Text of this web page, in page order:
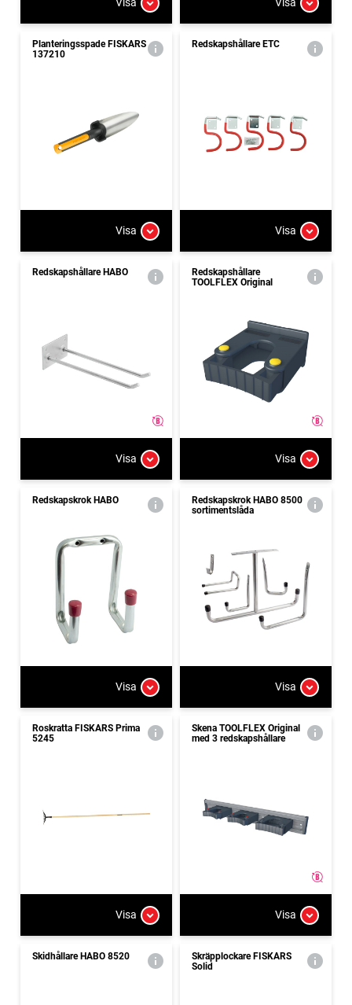
Planteringsspade FISKARS
137210
Visa
Redskapshållare ETC
Visa
Redskapshållare HABO
Visa
Redskapshållare
TOOLFLEX Original
Visa
Redskapskrok HABO
Visa
Redskapskrok HABO 8500
sortimentslåda
Visa
Roskratta FISKARS Prima
5245
Visa
Skena TOOLFLEX Original
med 3 redskapshållare
Visa
Skidhållare HABO 8520
Skräpplockare FISKARS
Solid